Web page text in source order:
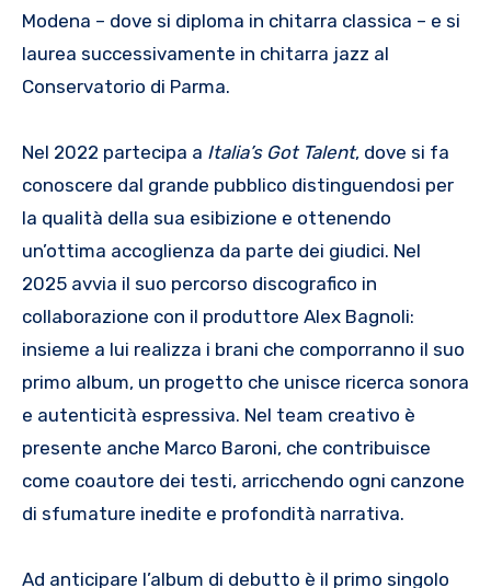
Modena – dove si diploma in chitarra classica – e si
laurea successivamente in chitarra jazz al
Conservatorio di Parma.
Nel 2022 partecipa a Italia’s Got Talent, dove si fa
conoscere dal grande pubblico distinguendosi per
la qualità della sua esibizione e ottenendo
un’ottima accoglienza da parte dei giudici. Nel
2025 avvia il suo percorso discografico in
collaborazione con il produttore Alex Bagnoli:
insieme a lui realizza i brani che comporranno il suo
primo album, un progetto che unisce ricerca sonora
e autenticità espressiva. Nel team creativo è
presente anche Marco Baroni, che contribuisce
come coautore dei testi, arricchendo ogni canzone
di sfumature inedite e profondità narrativa.
Ad anticipare l’album di debutto è il primo singolo